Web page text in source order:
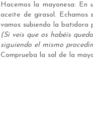
Hacemos la mayonesa:
aceite de girasol.
vamos subiendo la batidora
(Si veis que os habéis
siguiendo el mismo
Comprueba la sal de la